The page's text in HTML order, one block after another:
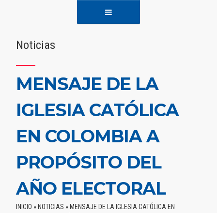
Noticias
MENSAJE DE LA
IGLESIA CATÓLICA
EN COLOMBIA A
PROPÓSITO DEL
AÑO ELECTORAL
INICIO » NOTICIAS » MENSAJE DE LA IGLESIA CATÓLICA EN